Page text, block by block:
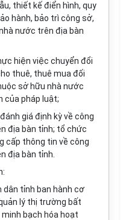
thiết kế điển hình, quy
hành, bảo trì công sở,
nước trên địa bàn
hiện việc chuyển đổi
thuê, thuê mua đối
sở hữu nhà nước
của pháp luật;
giá định kỳ về công
địa bàn tỉnh; tổ chức
cấp thông tin về công
địa bàn tỉnh.
dân tỉnh ban hành cơ
lý thị trường bất
bạch hóa hoạt